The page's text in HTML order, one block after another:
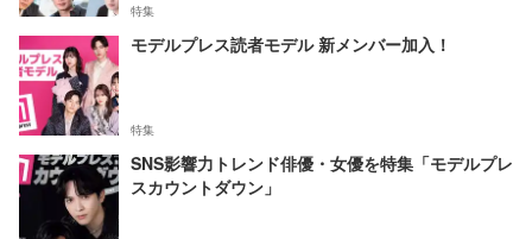
特集
モデルプレス読者モデル 新メンバー加入！
特集
SNS影響力トレンド俳優・女優を特集「モデルプレ
スカウントダウン」